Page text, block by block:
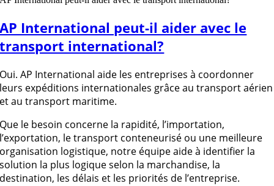
AP International peut-il aider avec le
transport international?
Oui. AP International aide les entreprises à coordonner
leurs expéditions internationales grâce au transport aérien
et au transport maritime.
Que le besoin concerne la rapidité, l’importation,
l’exportation, le transport conteneurisé ou une meilleure
organisation logistique, notre équipe aide à identifier la
solution la plus logique selon la marchandise, la
destination, les délais et les priorités de l’entreprise.